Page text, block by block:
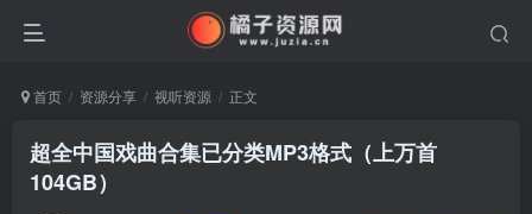
首页 资源分享 视听资源 正文
超全中国戏曲合集已分类MP3格式（上万首
104GB）